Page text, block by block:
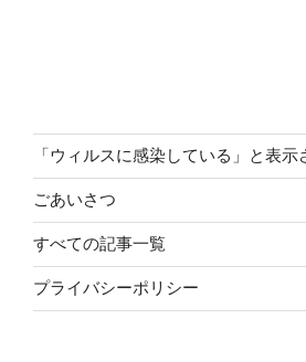
ョ
ン
「ウィルスに感染している」と表
ごあいさつ
すべての記事一覧
プライバシーポリシー